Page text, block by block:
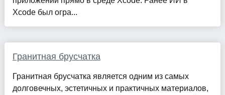
Xcode был огра...
Гранитная брусчатка
Гранитная брусчатка является одним из самых
долговечных, эстетичных и практичных материалов,